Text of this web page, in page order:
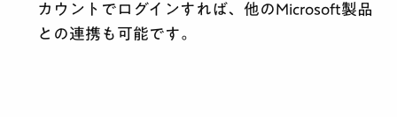
カウントでログインすれば、他のMicrosoft製品
との連携も可能です。